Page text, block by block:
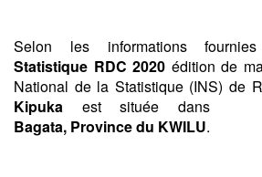
Selon les informations
Statistique RDC 2020 édition de
National de la Statistique (INS) de
Kipuka est située dans
Bagata, Province du KWILU.